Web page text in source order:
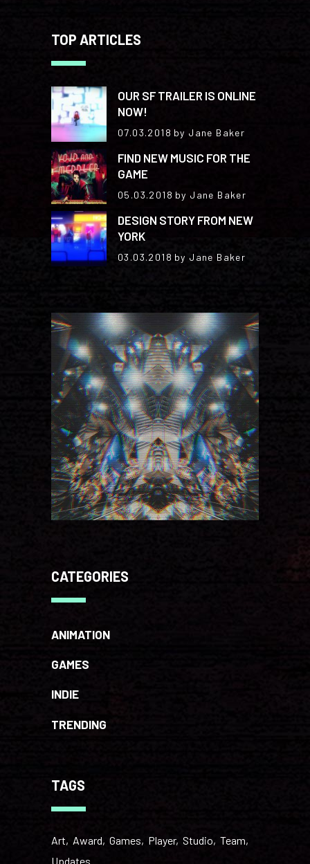
TOP ARTICLES
OUR SF TRAILER IS ONLINE
NOW!
07.03.2018 by Jane Baker
FIND NEW MUSIC FOR THE
GAME
05.03.2018 by Jane Baker
DESIGN STORY FROM NEW
YORK
03.03.2018 by Jane Baker
CATEGORIES
ANIMATION
GAMES
INDIE
TRENDING
TAGS
Art Award Games Player Studio Team
Updates